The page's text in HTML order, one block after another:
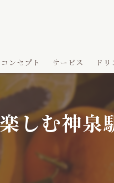
コンセプト サービス ド
しむ神